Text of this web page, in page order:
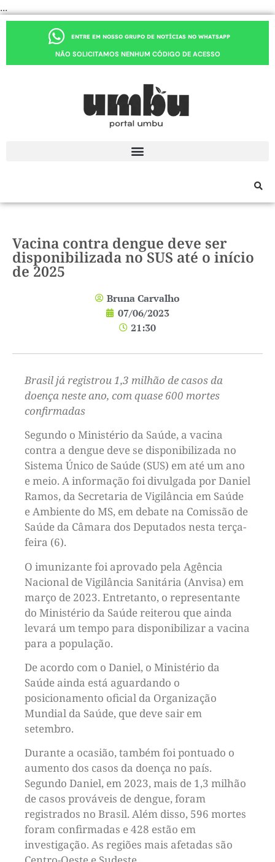
...
ENTRE EM NOSSO GRUPO DE NOTÍCIAS NO WHATSAPP
NÃO SOLICITAMOS NENHUM CÓDIGO DE ACESSO
Vacina contra dengue deve ser
disponibilizada no SUS até o início
de 2025
Bruna Carvalho
07/06/2023
21:30
Brasil já registrou 1,3 milhão de casos da
doença neste ano, com quase 600 mortes
confirmadas
Segundo o Ministério da Saúde, a vacina
contra a dengue deve se disponibilizada no
Sistema Único de Saúde (SUS) em até um ano
e meio. A informação foi divulgada por Daniel
Ramos, da Secretaria de Vigilância em Saúde
e Ambiente do MS, em debate na Comissão de
Saúde da Câmara dos Deputados nesta terça-
feira (6).
O imunizante foi aprovado pela Agência
Nacional de Vigilância Sanitária (Anvisa) em
março de 2023. Entretanto, o representante
do Ministério da Saúde reiterou que ainda
levará um tempo para disponibilizar a vacina
para a população.
De acordo com o Daniel, o Ministério da
Saúde ainda está aguardando o
posicionamento oficial da Organização
Mundial da Saúde, que deve sair em
setembro.
Durante a ocasião, também foi pontuado o
aumento dos casos da doença no país.
Segundo Daniel, em 2023, mais de 1,3 milhão
de casos prováveis de dengue, foram
registrados no Brasil. Além disso, 596 mortes
foram confirmadas e 428 estão em
investigação. As regiões mais afetadas são